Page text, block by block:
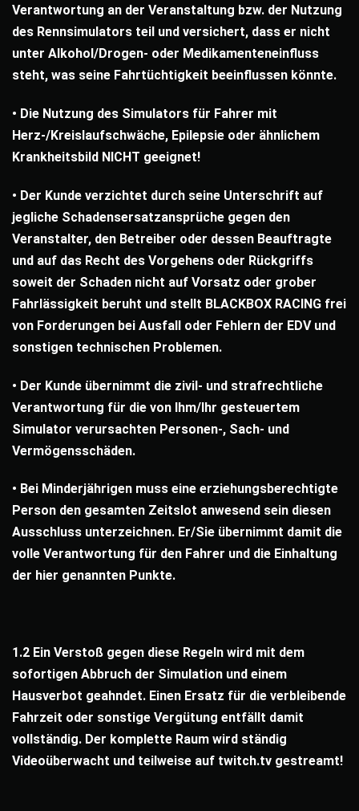
Verantwortung an der Veranstaltung bzw. der Nutzung
des Rennsimulators teil und versichert, dass er nicht
unter Alkohol/Drogen- oder Medikamenteneinfluss
steht, was seine Fahrtüchtigkeit beeinflussen könnte.
• Die Nutzung des Simulators für Fahrer mit
Herz-/Kreislaufschwäche, Epilepsie oder ähnlichem
Krankheitsbild NICHT geeignet!
• Der Kunde verzichtet durch seine Unterschrift auf
jegliche Schadensersatzansprüche gegen den
Veranstalter, den Betreiber oder dessen Beauftragte
und auf das Recht des Vorgehens oder Rückgriffs
soweit der Schaden nicht auf Vorsatz oder grober
Fahrlässigkeit beruht und stellt BLACKBOX RACING frei
von Forderungen bei Ausfall oder Fehlern der EDV und
sonstigen technischen Problemen.
• Der Kunde übernimmt die zivil- und strafrechtliche
Verantwortung für die von Ihm/Ihr gesteuertem
Simulator verursachten Personen-, Sach- und
Vermögensschäden.
• Bei Minderjährigen muss eine erziehungsberechtigte
Person den gesamten Zeitslot anwesend sein diesen
Ausschluss unterzeichnen. Er/Sie übernimmt damit die
volle Verantwortung für den Fahrer und die Einhaltung
der hier genannten Punkte.
1.2 Ein Verstoß gegen diese Regeln wird mit dem
sofortigen Abbruch der Simulation und einem
Hausverbot geahndet. Einen Ersatz für die verbleibende
Fahrzeit oder sonstige Vergütung entfällt damit
vollständig. Der komplette Raum wird ständig
Videoüberwacht und teilweise auf twitch.tv gestreamt!